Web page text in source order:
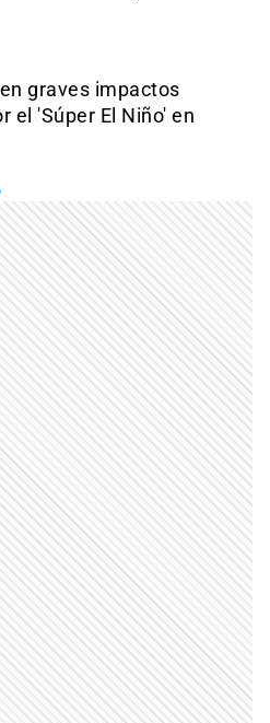
graves impactos
el 'Súper El Niño' en